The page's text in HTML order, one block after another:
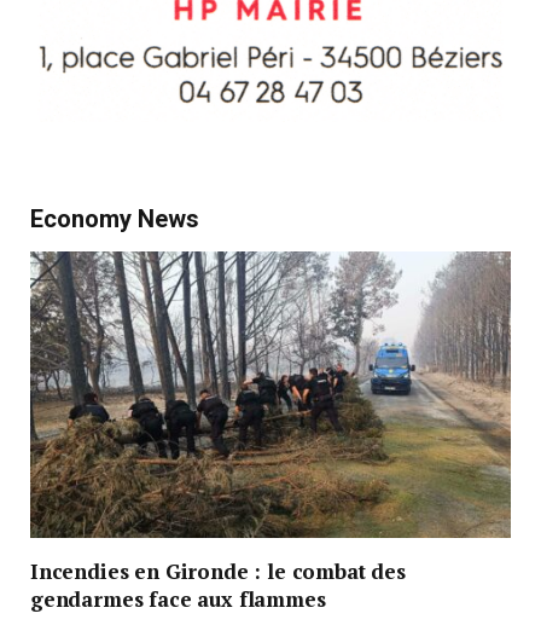
Economy News
Incendies en Gironde : le combat des
gendarmes face aux flammes